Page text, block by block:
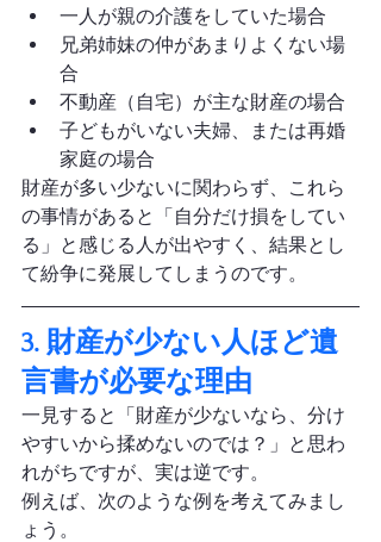
一人が親の介護をしていた場合
兄弟姉妹の仲があまりよくない場
合
不動産（自宅）が主な財産の場合
子どもがいない夫婦、または再婚
家庭の場合
財産が多い少ないに関わらず、これら
の事情があると「自分だけ損をしてい
る」と感じる人が出やすく、結果とし
て紛争に発展してしまうのです。
3. 財産が少ない人ほど遺
言書が必要な理由
一見すると「財産が少ないなら、分け
やすいから揉めないのでは？」と思わ
れがちですが、実は逆です。
例えば、次のような例を考えてみまし
ょう。